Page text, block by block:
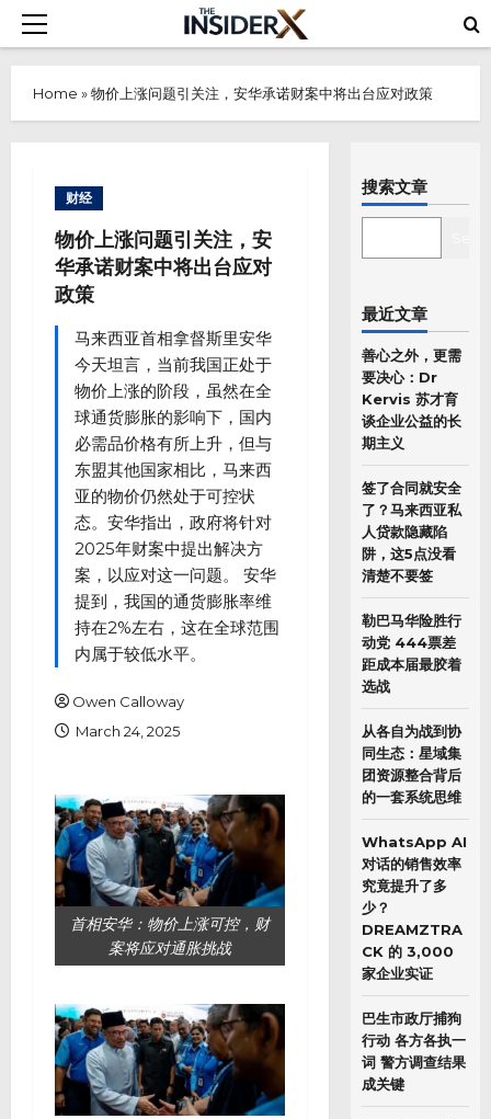
Skip
Primary
Home »物价上涨问题引关注，安华承诺财案中将出台应对政策
财经
物价上涨问题引关注，安
华承诺财案中将出台应对
政策
马来西亚首相拿督斯里安华
今天坦言，当前我国正处于
物价上涨的阶段，虽然在全
球通货膨胀的影响下，国内
必需品价格有所上升，但与
东盟其他国家相比，马来西
亚的物价仍然处于可控状
态。安华指出，政府将针对
2025年财案中提出解决方
案，以应对这一问题。 安华
提到，我国的通货膨胀率维
持在2%左右，这在全球范围
内属于较低水平。
Owen Calloway
March 24, 2025
首相安华：物价上涨可控，财
案将应对通胀挑战
搜索文章
最近文章
善心之外，更需
要决心：Dr
Kervis 苏才育
谈企业公益的长
期主义
签了合同就安全
了？马来西亚私
人贷款隐藏陷
阱，这5点没看
清楚不要签
勒巴马华险胜行
动党 444票差
距成本届最胶着
选战
从各自为战到协
同生态：星域集
团资源整合背后
的一套系统思维
WhatsApp AI
对话的销售效率
究竟提升了多
少？
DREAMZTRA
CK 的 3,000
家企业实证
巴生市政厅捕狗
行动 各方各执一
词 警方调查结果
成关键